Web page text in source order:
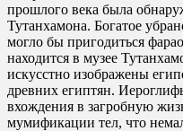
прошлого века была
Тутанхамона. Богатое
могло бы пригодиться
находится в музее
искусстно изображены
древних египтян.
вхождения в загробную
мумификации тел, что